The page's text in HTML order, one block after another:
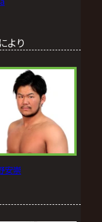
より
安崇